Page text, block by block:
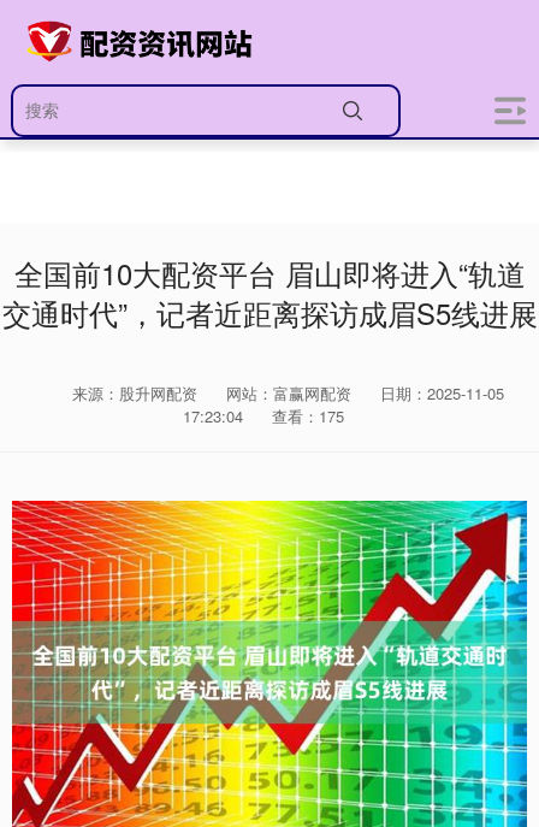
全国前10大配资平台 眉山即将进入“轨道
交通时代”，记者近距离探访成眉S5线进展
来源：股升网配资 网站：富赢网配资
日期：2025-11-05
17:23:04
查看：175